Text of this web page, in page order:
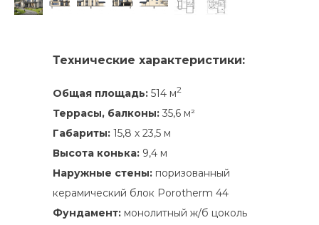
Технические характеристики:
Общая площадь: 514 м2
Террасы, балконы: 35,6 м²
Габариты: 15,8 х 23,5 м
Высота конька: 9,4 м
Наружные стены: поризованный
керамический блок Porotherm 44
Фундамент: монолитный ж/б цоколь